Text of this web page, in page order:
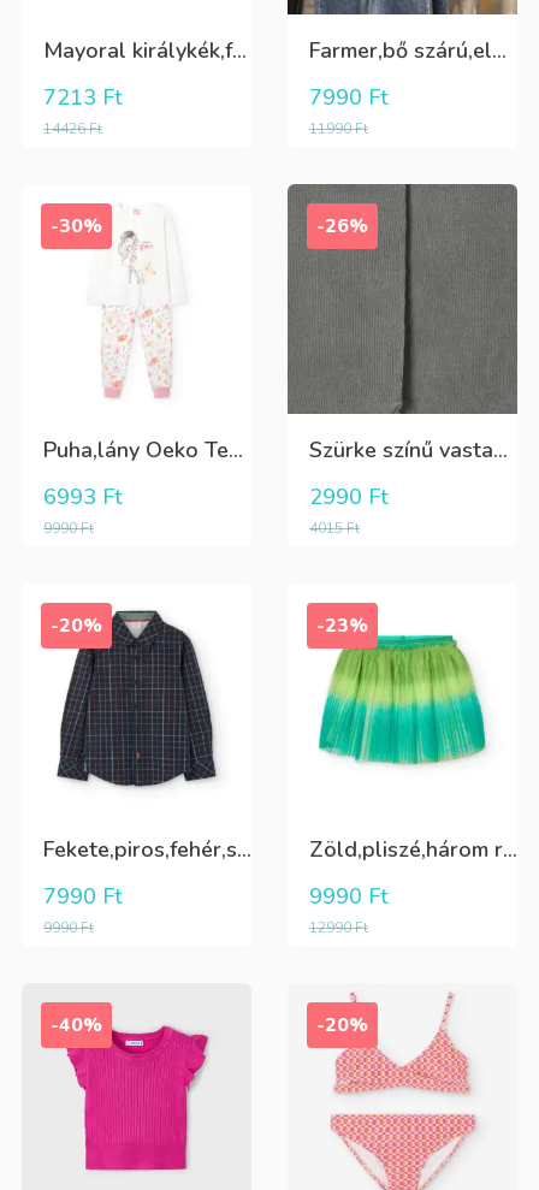
Mayoral királykék,fehér galléros hosszú ujjú póló Tini fiúknak
14426Ft
7213 Ft
Farmer,bő szárú,elöl és oldalt zsebes lány nadrág
11990Ft
7990 Ft
-30%
Puha,lány Oeko Tex bio pamut hosszú pizsama
9990Ft
6993 Ft
-26%
Szürke színű vastag puha harisnya
4015Ft
2990 Ft
-20%
Fekete,piros,fehér,sárga kockás ing
9990Ft
7990 Ft
-23%
Zöld,pliszé,három rétegű(alatta csillogó tüll+kiwizöld vászon) szoknya
12990Ft
9990 Ft
-40% -20%